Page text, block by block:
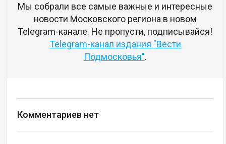
Мы собрали все самые важные и интересные
новости Московского региона в новом
Telegram-канале. Не пропусти, подписывайся!
Telegram-канал издания "Вести
Подмосковья".
Комментариев нет